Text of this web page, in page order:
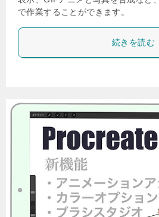
で作業することができます。
続きを読む